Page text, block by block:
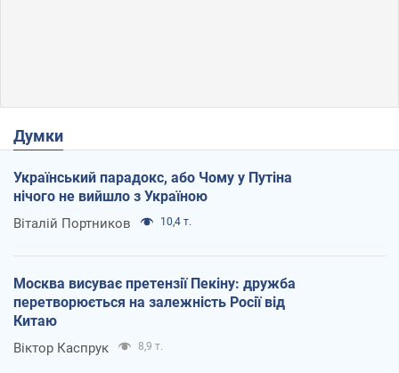
Думки
Український парадокс, або Чому у Путіна
нічого не вийшло з Україною
Віталій Портников 10,4 т.
Москва висуває претензії Пекіну: дружба
перетворюється на залежність Росії від
Китаю
Віктор Каспрук 8,9 т.